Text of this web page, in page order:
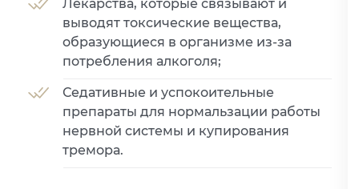
Лекарства, которые связывают и
выводят токсические вещества,
образующиеся в организме из-за
потребления алкоголя;
Седативные и успокоительные
препараты для нормальзации работы
нервной системы и купирования
тремора.